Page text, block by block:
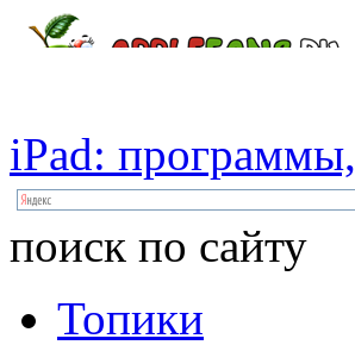
iPad: программы,
поиск по сайту
Топики